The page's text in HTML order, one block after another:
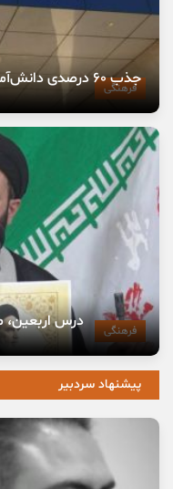
فرهنگی
جذب ۶۰ درصدی دانش‌آموختگان دانشگاه ملی مهارت سمنان
فرهنگی درس
پیشنهاد سردبیر